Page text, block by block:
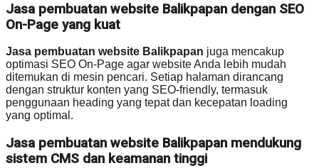
Jasa pembuatan website Balikpapan dengan SEO
On-Page yang kuat
Jasa pembuatan website Balikpapan juga mencakup
optimasi SEO On-Page agar website Anda lebih mudah
ditemukan di mesin pencari. Setiap halaman dirancang
dengan struktur konten yang SEO-friendly, termasuk
penggunaan heading yang tepat dan kecepatan loading
yang optimal.
Jasa pembuatan website Balikpapan mendukung
sistem CMS dan keamanan tinggi